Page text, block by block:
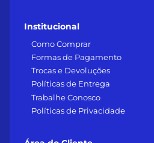
Institucional
Como Comprar
Formas de Pagamento
Trocas e Devoluções
Políticas de Entrega
Trabalhe Conosco
Políticas de Privacidade